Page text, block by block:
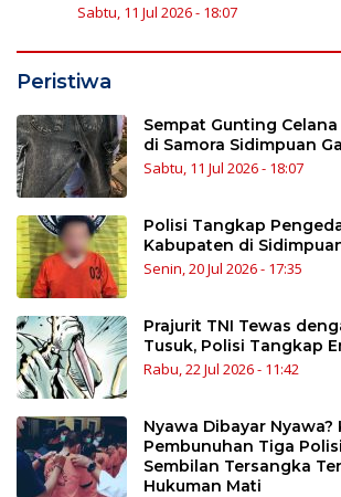
Sabtu, 11 Jul 2026 - 18:07
Peristiwa
Sempat Gunting
di Samora Sidimpuan
Sabtu, 11 Jul 2026 - 18:07
Polisi Tangkap
Kabupaten di
Senin, 20 Jul 2026 - 17:35
Prajurit TNI Tewas
Tusuk, Polisi Tangkap
Rabu, 22 Jul 2026 - 11:42
Nyawa Dibayar Nyawa?
Pembunuhan Tiga
Sembilan Tersangka
Hukuman Mati